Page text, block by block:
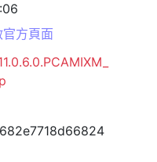
官方頁面